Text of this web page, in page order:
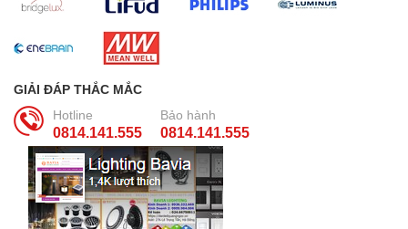
GIẢI ĐÁP THẮC MẮC
Hotline
0814.141.555
Bảo hành
0814.141.555